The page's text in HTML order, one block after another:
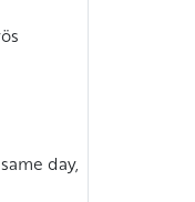
day,